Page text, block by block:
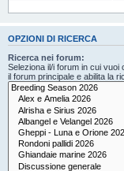
OPZIONI DI RICERCA
Ricerca nei forum:
Seleziona il/i forum in cui
il forum principale e abilita la